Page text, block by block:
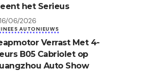
het Serieus
06/2026
AUTONIEUWS
Verrast Met 4-
B05 Cabriolet op
Auto Show